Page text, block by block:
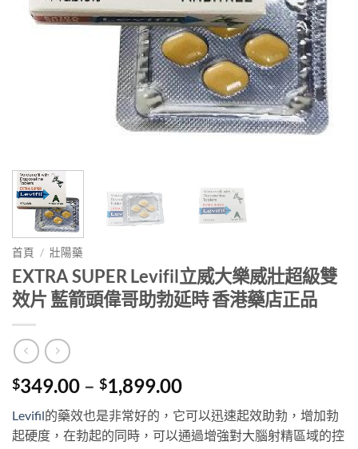
首頁 / 壯陽藥
EXTRA SUPER Levifil立威大樂威壯超級雙
效片 藍箭頭偉哥助勃延時 香港藥店正品
$349.00 – $1,899.00Price
range:
$349.00
through
Levifil的藥效也是非常好的，它可以迅速起效助勃，增加勃
起硬度，在勃起的同時，可以通過增強對大腦射精區域的控